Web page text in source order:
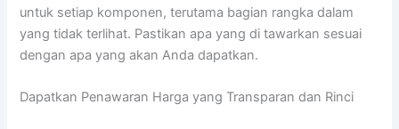
untuk setiap komponen, terutama bagian rangka dalam
yang tidak terlihat. Pastikan apa yang di tawarkan sesuai
dengan apa yang akan Anda dapatkan.
Dapatkan Penawaran Harga yang Transparan dan Rinci